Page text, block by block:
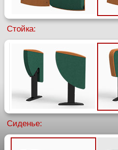
Стойка:
Сиденье: